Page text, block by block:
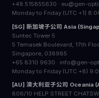
+48 515855630 · eu@gen-
Monday to Friday (UTC +1)
[SG] 新加坡子公司 Asia
Suntec Tower 5
5 Temasek Boulevard, 17th
Singapore, 038985
+65 8310 9630 · info@gen-
Monday to Friday (UTC +8)
[AU] 澳大利亚子公司 Oceania
806/10 HELP STREET